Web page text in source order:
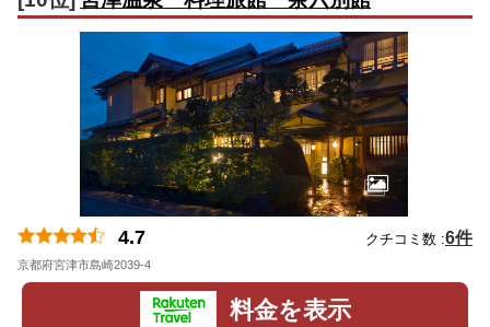
4.7 クチコミ数 :6件
京都府宮津市島崎2039-4
料金を表示